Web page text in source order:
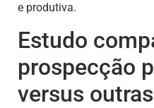
e produtiva.
Estudo
prospecção
versus